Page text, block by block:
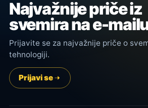
Najvažnije priče iz
svemira na e-
Prijavite se za najvažnije priče o
tehnologiji.
Prijavi se